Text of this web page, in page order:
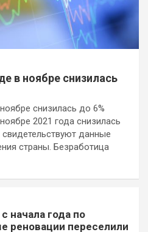
в ноябре снизилась
снизилась до 6%
2021 года снизилась
свидетельствуют данные
страны. Безработица
начала года по
реновации переселили